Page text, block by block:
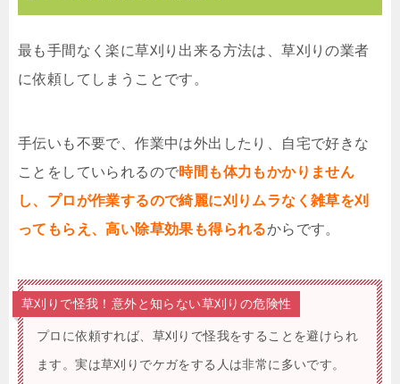
最も手間なく楽に草刈り出来る方法は、草刈りの業者
に依頼してしまうことです。
手伝いも不要で、作業中は外出したり、自宅で好きな
ことをしていられるので時間も体力もかかりません
し、プロが作業するので綺麗に刈りムラなく雑草を刈
ってもらえ、高い除草効果も得られるからです。
草刈りで怪我！意外と知らない草刈りの危険性
プロに依頼すれば、草刈りで怪我をすることを避けられ
ます。実は草刈りでケガをする人は非常に多いです。